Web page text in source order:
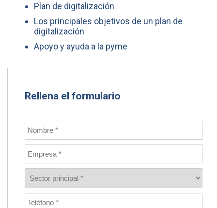
Plan de digitalización
Los principales objetivos de un plan de
digitalización
Apoyo y ayuda a la pyme
Rellena el formulario